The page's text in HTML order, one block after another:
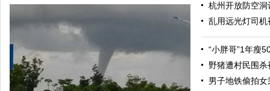
杭州开放防空洞
乱用远光灯司
“小胖哥”1年瘦
野猪遭村民围
男子地铁偷拍